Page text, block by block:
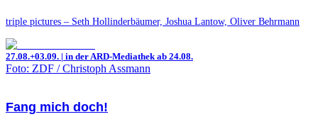
triple pictures – Seth Hollinderbäumer, Joshua Lantow, Oliver Behrmann
27.08.+03.09. | in der ARD-Mediathek ab 24.08.
Foto: ZDF / Christoph Assmann
Fang mich doch!